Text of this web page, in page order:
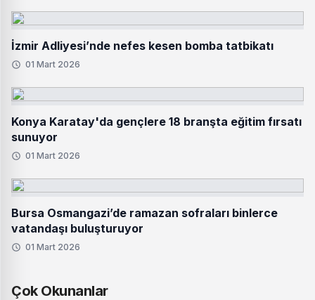
İzmir Adliyesi’nde nefes kesen bomba tatbikatı
01 Mart 2026
Konya Karatay'da gençlere 18 branşta eğitim fırsatı
sunuyor
01 Mart 2026
Bursa Osmangazi’de ramazan sofraları binlerce
vatandaşı buluşturuyor
01 Mart 2026
Çok Okunanlar